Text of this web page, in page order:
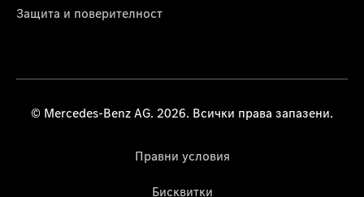
Защита и поверителност
© Mercedes-Benz AG. 2026. Всички права запазени.
Правни условия
Бисквитки